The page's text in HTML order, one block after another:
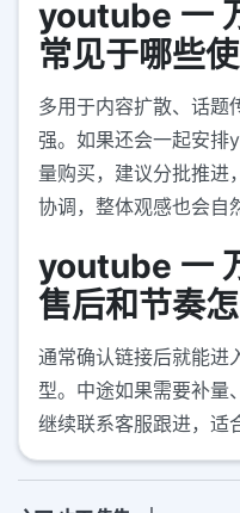
youtube 一
常见于哪些使
多用于内容扩散、话题
强。如果还会一起安
量购买，建议分批推进
协调，整体观感也会自
youtube 一
售后和节奏怎
通常确认链接后就能进
型。中途如果需要补量
继续联系客服跟进，适